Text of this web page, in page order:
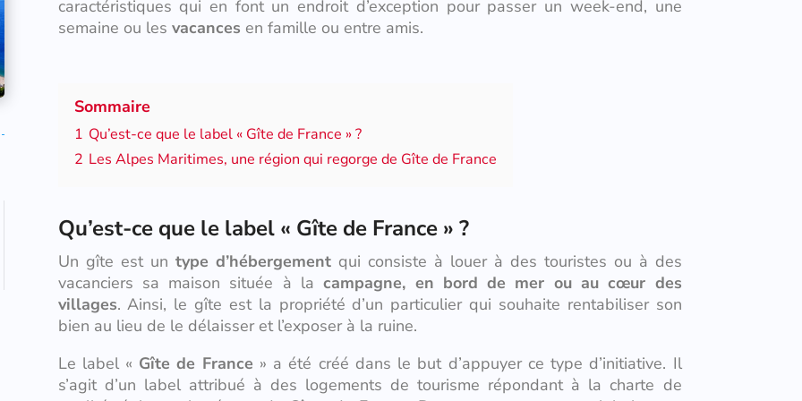
caractéristiques qui en font un endroit d’exception pour passer un week-end, une
semaine ou les vacances en famille ou entre amis.
Sommaire
1 Qu’est-ce que le label « Gîte de France » ?
2 Les Alpes Maritimes, une région qui regorge de Gîte de France
Qu’est-ce que le label « Gîte de France » ?
Un gîte est un type d’hébergementqui consiste à louer à des touristes ou à des
vacanciers sa maison située à lacampagne, en bord de mer ou au cœur des
villages. Ainsi, le gîte est la propriété d’un particulier qui souhaite rentabiliser son
bien au lieu de le délaisser et l’exposer à la ruine.
Le label « Gîte de France » a été créé dans le but d’appuyer ce type d’initiative. Il
s’agit d’un label attribué à des logements de tourisme répondant à la charte de